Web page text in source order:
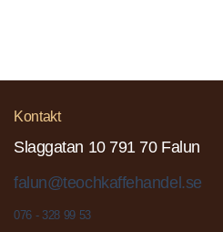
Kontakt
Slaggatan 10 791 70 Falun
falun@teochkaffehandel.se
076 - 328 99 53